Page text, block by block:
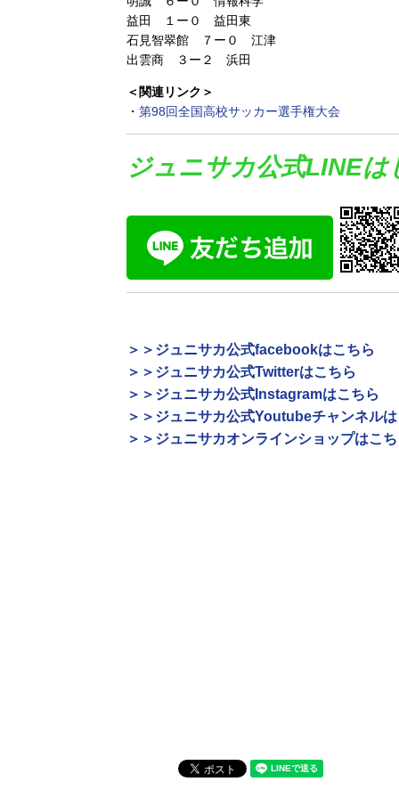
益田 １ー０ 益田東
石見智翠館 ７ー０ 江津
出雲商 ３ー２ 浜田
＜関連リンク＞
・ 第98回全国高校サッカー選手権大会
ジュニサカ公式LINEは
＞＞ジュニサカ公式facebookはこちら
＞＞ジュニサカ公式Twitterはこちら
＞＞ジュニサカ公式Instagramはこちら
＞＞ジュニサカ公式Youtubeチャンネルは
＞＞ジュニサカオンラインショップはこち